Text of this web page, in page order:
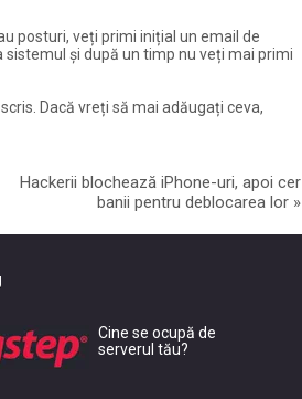
posturi, veți primi inițial un email de
și după un timp nu veți mai primi
Dacă vreți să mai adăugați ceva,
Hackerii blochează iPhone-uri, apoi cer
banii pentru deblocarea lor»
Cine se ocupă de
serverul tău?